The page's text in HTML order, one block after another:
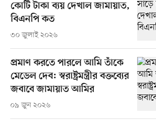
কোটি টাকা ব্যয় দেখাল জামায়াত,
বিএনপি কত
৩০ জুলাই ২০২৬
প্রমাণ করতে পারলে আমি তাঁকে
মেডেল দেব: স্বরাষ্ট্রমন্ত্রীর বক্তব্যের
জবাবে জামায়াত আমির
০৯ জুন ২০২৬